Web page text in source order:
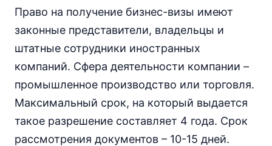
Право на получение бизнес-визы имеют
законные представители, владельцы и
штатные сотрудники иностранных
компаний. Сфера деятельности компании –
промышленное производство или торговля.
Максимальный срок, на который выдается
такое разрешение составляет 4 года. Срок
рассмотрения документов – 10-15 дней.